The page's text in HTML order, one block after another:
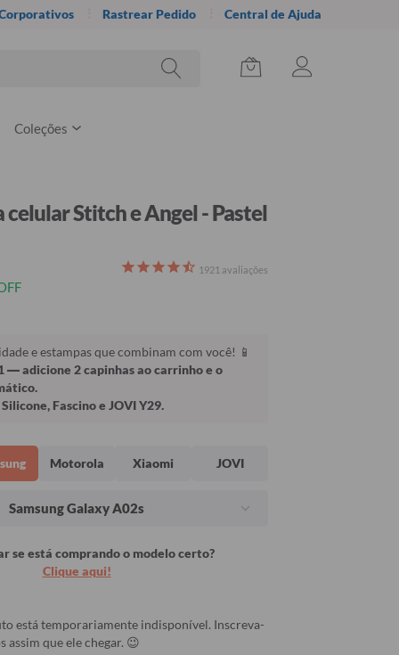
Rastrear Pedido Central de Ajuda
Coleções
celular Stitch e Angel - Pastel
1921 avaliações
e estampas que combinam com você! 📱
— adicione 2 capinhas ao carrinho e o
Fascino e JOVI Y29.
Motorola Xiaomi JOVI
Samsung Galaxy A02s
se está comprando o modelo certo?
Clique aqui!
está temporariamente indisponível. Inscreva-
assim que ele chegar. 😉